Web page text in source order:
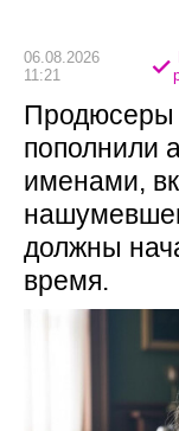
06.08.2026
11:21
Продюсеры
пополнили
именами,
должны
время.